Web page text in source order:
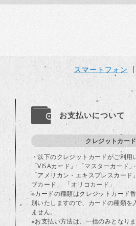
スマートフォン
お支払いについて
クレジットカード
・以下のクレジットカードがご利用
「VISAカード」 「マスターカード」
「アメリカン・エキスプレスカード
ブカード」 「オリコカード」
※カードの種類はクレジットカード
別いたしますので、カードの種類を
ません。
※お支払い方法は、一括のみとなりま